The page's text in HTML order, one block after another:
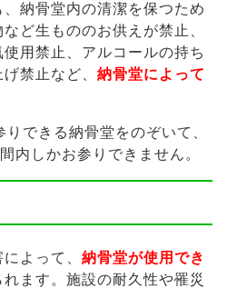
納骨堂内の清潔を保つため
ど生もののお供えが禁止、
用禁止、アルコールの持ち
禁止など、 納骨堂によって
できる納骨堂をのぞいて、
内しかお参りできません。
よって、 納骨堂が使用でき
ます。施設の耐久性や罹災